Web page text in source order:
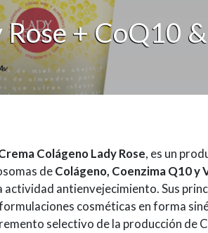
Rose + CoQ10
Colágeno Lady Rose, es un
deColágeno, Coenzima Q10 y
actividad antienvejecimiento. Sus
cosméticas en forma
selectivo de la producción de